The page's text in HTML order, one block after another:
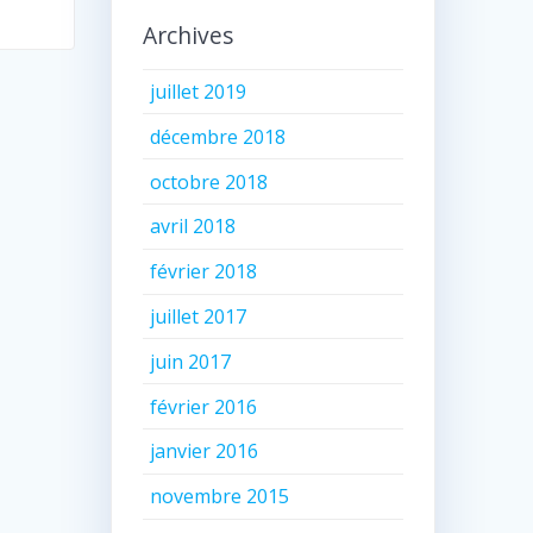
Archives
juillet 2019
décembre 2018
octobre 2018
avril 2018
février 2018
juillet 2017
juin 2017
février 2016
janvier 2016
novembre 2015